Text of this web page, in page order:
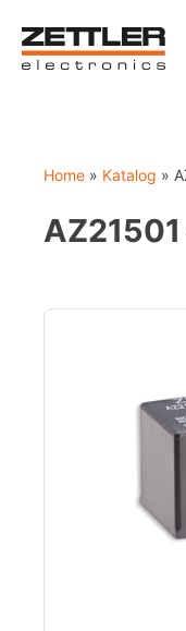
content
Home » Katalog »